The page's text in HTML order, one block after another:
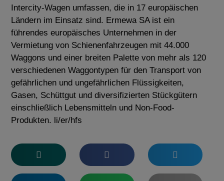
Intercity-Wagen umfassen, die in 17 europäischen
Ländern im Einsatz sind. Ermewa SA ist ein
führendes europäisches Unternehmen in der
Vermietung von Schienenfahrzeugen mit 44.000
Waggons und einer breiten Palette von mehr als 120
verschiedenen Waggontypen für den Transport von
gefährlichen und ungefährlichen Flüssigkeiten,
Gasen, Schüttgut und diversifizierten Stückgütern
einschließlich Lebensmitteln und Non-Food-
Produkten. li/er/hfs